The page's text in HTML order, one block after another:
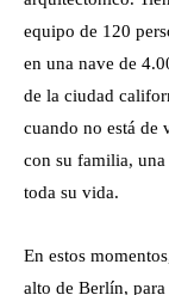
equipo de 120
en una nave de
de la ciudad
cuando no está de
con su familia, una
toda su vida.
En estos
alto de Berlín,